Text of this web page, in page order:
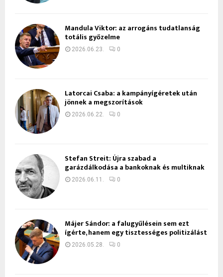
Mandula Viktor: az arrogáns tudatlanság
totális győzelme
2026.06.23. 0
Latorcai Csaba: a kampányígéretek után
jönnek a megszorítások
2026.06.22. 0
Stefan Streit: Újra szabad a
garázdálkodása a bankoknak és multiknak
2026.06.11. 0
Májer Sándor: a falugyűlésein sem ezt
ígérte, hanem egy tisztességes politizálást
2026.05.28. 0